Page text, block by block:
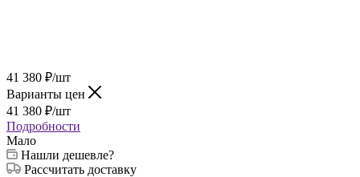
41 380 ₽/шт
Варианты цен
41 380 ₽/шт
Подробности
Мало
Нашли дешевле?
Рассчитать доставку